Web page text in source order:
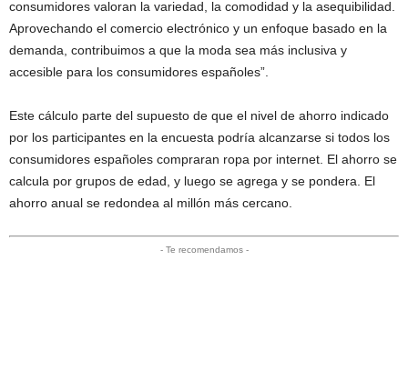
consumidores valoran la variedad, la comodidad y la asequibilidad.
Aprovechando el comercio electrónico y un enfoque basado en la
demanda, contribuimos a que la moda sea más inclusiva y
accesible para los consumidores españoles”.
Este cálculo parte del supuesto de que el nivel de ahorro indicado
por los participantes en la encuesta podría alcanzarse si todos los
consumidores españoles compraran ropa por internet. El ahorro se
calcula por grupos de edad, y luego se agrega y se pondera. El
ahorro anual se redondea al millón más cercano.
- Te recomendamos -